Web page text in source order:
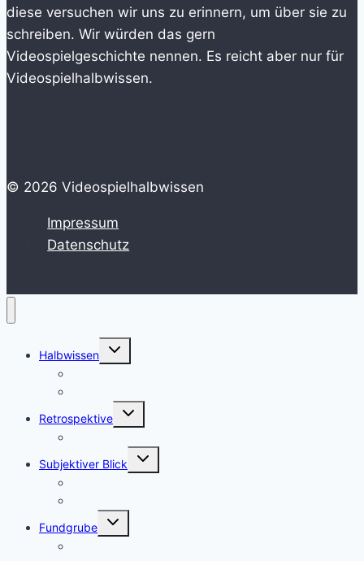
diese versuchen wir uns zu erinnern, um über sie zu
schreiben. Wir würden das gern
Videospielgeschichte nennen. Es reicht aber nur für
Videospielhalbwissen.
© 2026 Videospielhalbwissen
Impressum
Datenschutz
Halbwissen
Untermenü
umschalten
Retrospektive
Untermenü
umschalten
Subjektiver Blick
Untermenü
umschalten
Fundgrube
Untermenü
umschalten